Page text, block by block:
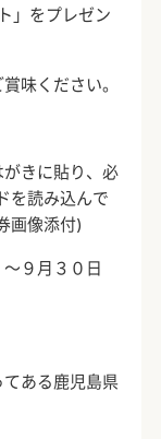
」をプレゼン
味ください。
きに貼り、必
を読み込んで
画像添付)
９月３０日
てある鹿児島県